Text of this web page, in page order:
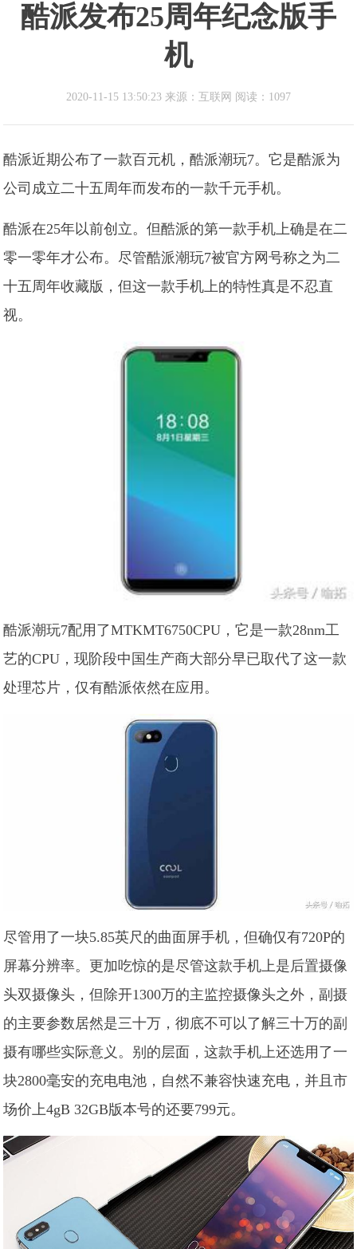
酷派发布25周年纪念版手
机
2020-11-15 13:50:23 来源：互联网 阅读：1097
酷派近期公布了一款百元机，酷派潮玩7。它是酷派为
公司成立二十五周年而发布的一款千元手机。
酷派在25年以前创立。但酷派的第一款手机上确是在二
零一零年才公布。尽管酷派潮玩7被官方网号称之为二
十五周年收藏版，但这一款手机上的特性真是不忍直
视。
酷派潮玩7配用了MTKMT6750CPU，它是一款28nm工
艺的CPU，现阶段中国生产商大部分早已取代了这一款
处理芯片，仅有酷派依然在应用。
尽管用了一块5.85英尺的曲面屏手机，但确仅有720P的
屏幕分辨率。更加吃惊的是尽管这款手机上是后置摄像
头双摄像头，但除开1300万的主监控摄像头之外，副摄
的主要参数居然是三十万，彻底不可以了解三十万的副
摄有哪些实际意义。别的层面，这款手机上还选用了一
块2800毫安的充电电池，自然不兼容快速充电，并且市
场价上4gB 32GB版本号的还要799元。